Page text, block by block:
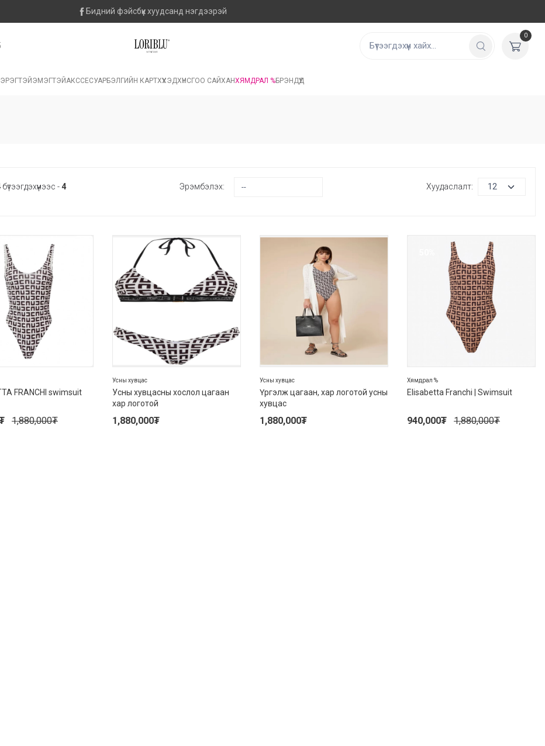
Бидний фэйсбүүк хуудсанд нэгдээрэй
0
ЭРЭГТЭЙ ЭМЭГТЭЙАКССЕСУАРБЭЛГИЙН КАРТХҮҮХЭДХҮНСГОО САЙХАНХЯМДРАЛ %БРЭНДҮҮД
бүтээгдэхүүнээс -4 Эрэмбэлэх: Хуудаслалт:
FRANCHI swimsuit
1,880,000₮
Усны хувцасны хослол цагаан
хар логотой
Усны хувцас
1,880,000₮
Үргэлж цагаан, хар логотой усны
хувцас
Усны хувцас
1,880,000₮
Elisabetta Franchi | Swimsuit
Хямдрал %
940,000₮ 1,880,000₮